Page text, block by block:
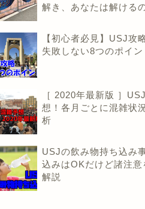
解き、あなたは解ける
【初心者必見】USJ攻
失敗しない8つのポイン
［ 2020年最新版 ］
想！各月ごとに混雑状
析
USJの飲み物持ち込み
込みはOKだけど諸注意
解説